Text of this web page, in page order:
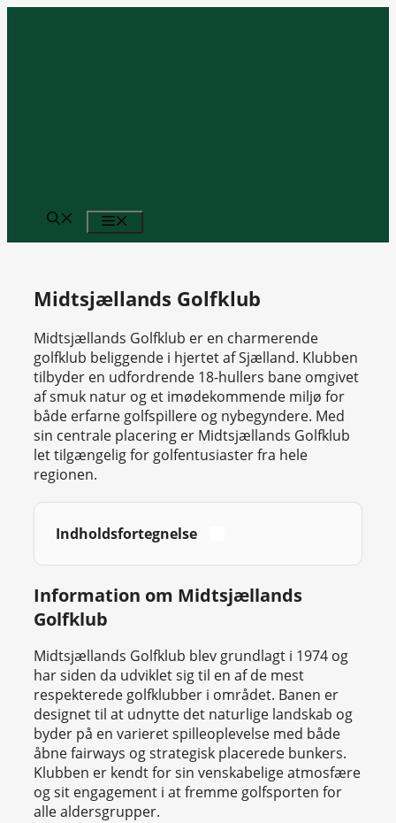
Midtsjællands Golfklub
Midtsjællands Golfklub er en charmerende
golfklub beliggende i hjertet af Sjælland. Klubben
tilbyder en udfordrende 18-hullers bane omgivet
af smuk natur og et imødekommende miljø for
både erfarne golfspillere og nybegyndere. Med
sin centrale placering er Midtsjællands Golfklub
let tilgængelig for golfentusiaster fra hele
regionen.
Indholdsfortegnelse
Information om Midtsjællands
Golfklub
Midtsjællands Golfklub blev grundlagt i 1974 og
har siden da udviklet sig til en af de mest
respekterede golfklubber i området. Banen er
designet til at udnytte det naturlige landskab og
byder på en varieret spilleoplevelse med både
åbne fairways og strategisk placerede bunkers.
Klubben er kendt for sin venskabelige atmosfære
og sit engagement i at fremme golfsporten for
alle aldersgrupper.